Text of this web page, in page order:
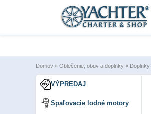
Domov » Oblečenie, obuv a doplnky » Doplnky
VÝPREDAJ
Spaľovacie lodné motory